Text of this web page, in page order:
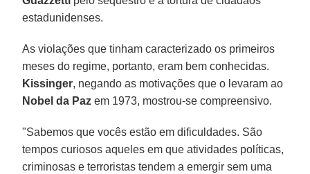
estadunidenses.
As violações que tinham caracterizado os primeiros
meses do regime, portanto, eram bem conhecidas.
Kissinger, negando as motivações que o levaram ao
Nobel da Paz em 1973, mostrou-se compreensivo.
"Sabemos que vocês estão em dificuldades. São
tempos curiosos aqueles em que atividades políticas,
criminosas e terroristas tendem a emergir sem uma